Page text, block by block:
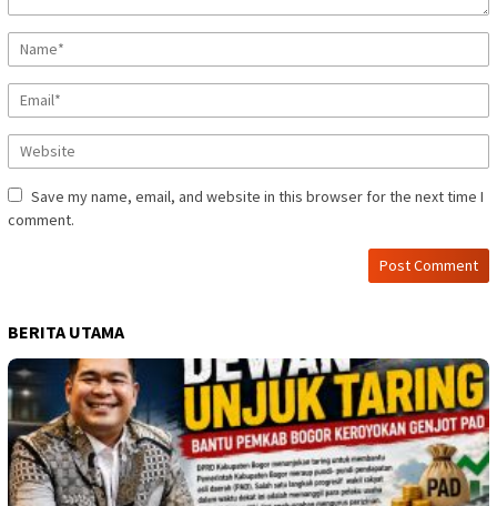
Save my name, email, and website in this browser for the next time I
comment.
BERITA UTAMA